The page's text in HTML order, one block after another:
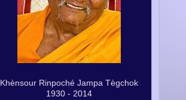
Khènsour Rinpoché Jampa Tègchok
1930 - 2014